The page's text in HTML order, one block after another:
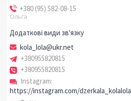
+380 (95) 582-08-15
Ольга
kola_lola@ukr.net
+380955820815
+380955820815
Instagram
https://instagram.com/dzerkala_kolalola